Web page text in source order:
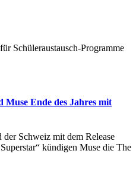
Schüleraustausch-Programme
Muse Ende des Jahres mit
Schweiz mit dem Release
kündigen Muse die The